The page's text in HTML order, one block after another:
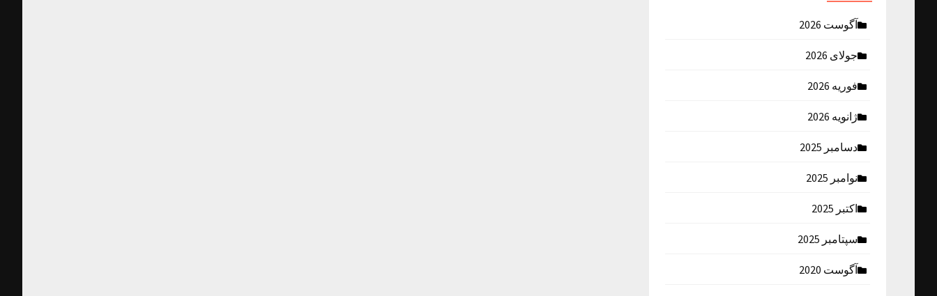
آگوست 2026
جولای 2026
فوریه 2026
ژانویه 2026
دسامبر 2025
نوامبر 2025
اکتبر 2025
سپتامبر 2025
آگوست 2020